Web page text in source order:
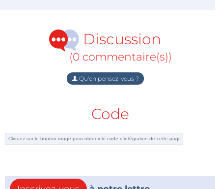
Discussion
(0 commentaire(s))
Qu'en pensez-vous ?
Code